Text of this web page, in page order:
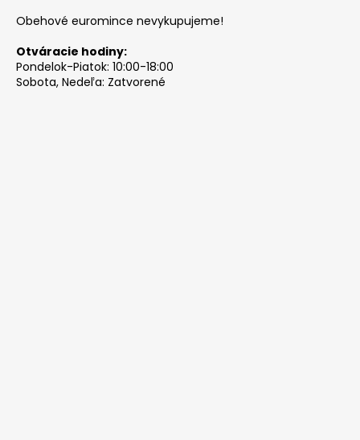
Obehové euromince nevykupujeme!
Otváracie hodiny:
Pondelok-Piatok: 10:00-18:00
Sobota, Nedeľa: Zatvorené